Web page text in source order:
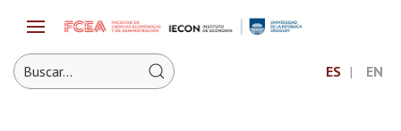
ES EN